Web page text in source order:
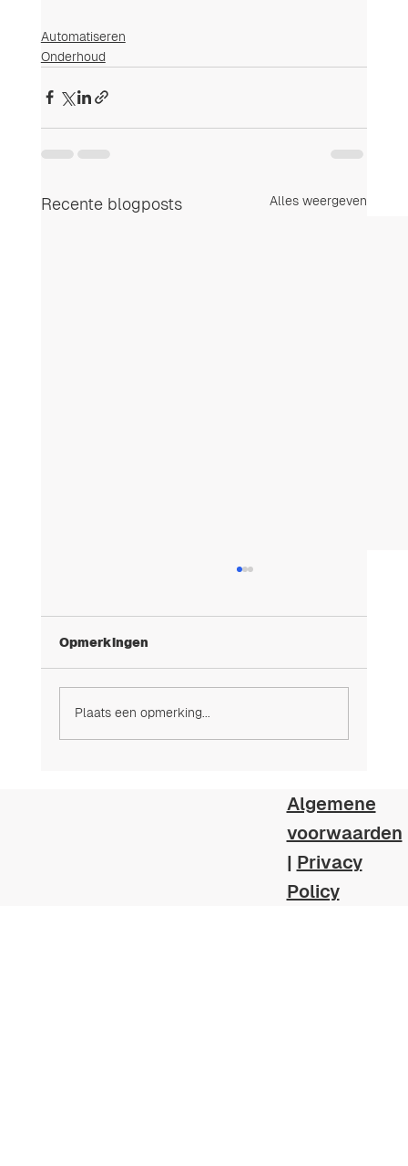
Automatiseren
Onderhoud
Recente blogposts Alles weergeven
zwembad­zorg voor internationale
Opmerkingen
Plaats een opmerking...
Algemene
voorwaarden
| Privacy
Policy